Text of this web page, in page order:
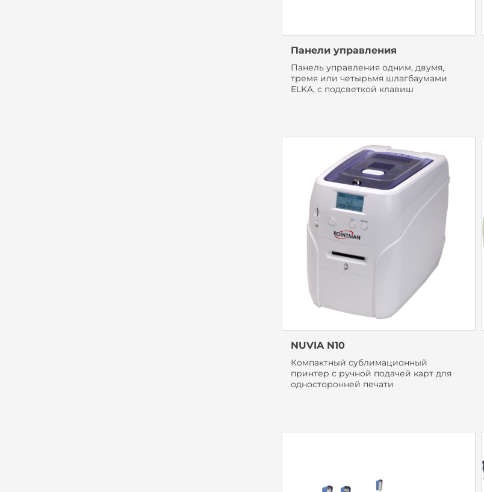
Панели управления
Панель управления одним, двумя,
тремя или четырьмя шлагбаумами
ELKA, с подсветкой клавиш
NUVIA N10
Компактный сублимационный
принтер с ручной подачей карт для
односторонней печати